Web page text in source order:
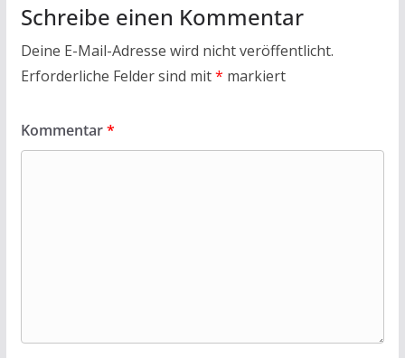
Schreibe einen Kommentar
Deine E-Mail-Adresse wird nicht veröffentlicht.
Erforderliche Felder sind mit* markiert
Kommentar*